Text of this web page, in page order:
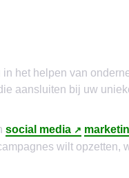
het helpen van
aansluiten bij uw
social media
wilt opzetten,